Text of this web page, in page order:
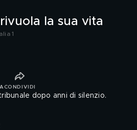
la sua vita
1
CONDIVIDI
dopo anni di silenzio.